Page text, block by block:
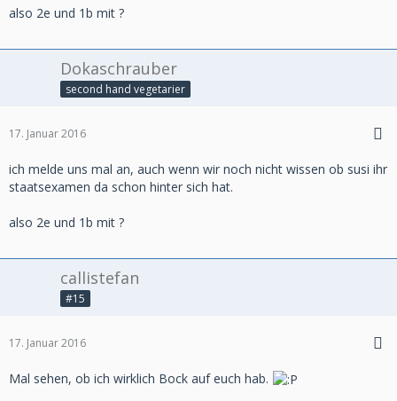
also 2e und 1b mit ?
Dokaschrauber
second hand vegetarier
17. Januar 2016
ich melde uns mal an, auch wenn wir noch nicht wissen ob susi ihr
staatsexamen da schon hinter sich hat.
also 2e und 1b mit ?
callistefan
#15
17. Januar 2016
Mal sehen, ob ich wirklich Bock auf euch hab.